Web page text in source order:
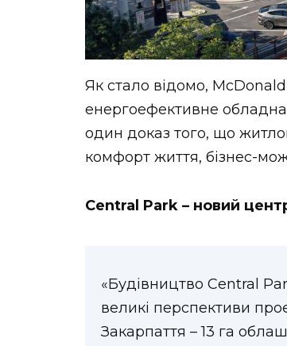
Як стало відомо,
енергоефективне
один доказ того, що
комфорт життя, бізнес-
Central Park – новий
«Будівництво Central
великі перспективи
Закарпаття – 13 га